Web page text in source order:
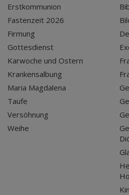
Erstkommunion
Fastenzeit 2026
Firmung
Gottesdienst
Karwoche und Ostern
Krankensalbung
Maria Magdalena
Taufe
Versöhnung
Weihe